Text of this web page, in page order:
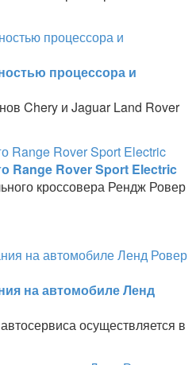
процессора и
Chery и Jaguar Land Rover
Range Rover Sport Electric
кроссовера Рендж Ровер
на автомобиле Ленд
осуществляется в